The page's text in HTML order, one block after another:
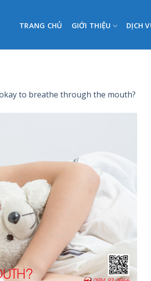
TRANG CHỦ GIỚI THIỆU DỊCH
to breathe through the mouth?